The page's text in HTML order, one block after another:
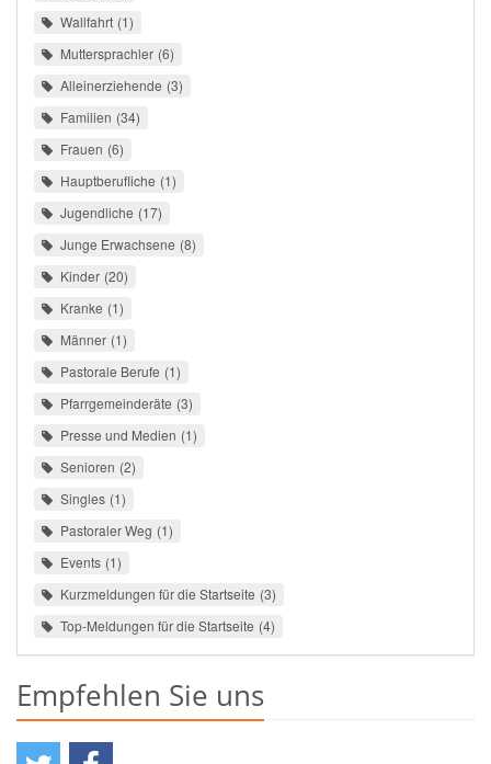
Wallfahrt 1
Muttersprachler 6
Alleinerziehende 3
Familien 34
Frauen 6
Hauptberufliche 1
Jugendliche 17
Junge Erwachsene 8
Kinder 20
Kranke 1
Männer 1
Pastorale Berufe 1
Pfarrgemeinderäte 3
Presse und Medien 1
Senioren 2
Singles 1
Pastoraler Weg 1
Events 1
Kurzmeldungen für die Startseite 3
Top-Meldungen für die Startseite 4
Empfehlen Sie uns